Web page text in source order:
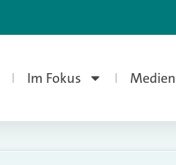
Im Fokus Medien